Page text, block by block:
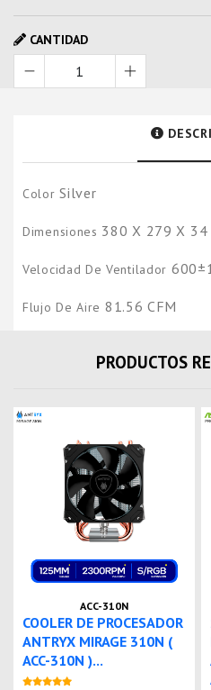
CANTIDAD
ColorSilver
Dimensiones 380 X 279 X 34
Velocidad De Ventilador
Flujo De Aire 81.56 CFM
PRODUCTOS
ACC-310N
COOLER DE PROCESADOR
ANTRYX MIRAGE 310N (
ACC-310N )...